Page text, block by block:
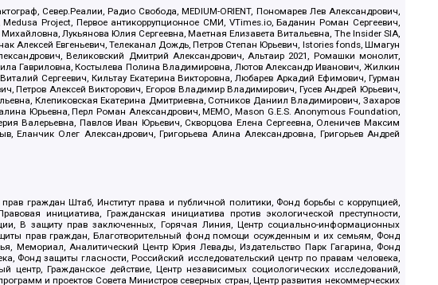
Север.Реалии, Радио Свобода, MEDIUM-ORIENT, Пономарев Лев Александрович,
Project, Первое антикоррупционное СМИ, VTimes.io, Баданин Роман Сергеевич,
Лукьянова Юлия Сергеевна, Маетная Елизавета Витальевна, The Insider SIA,
Евгеньевич, Телеканал Дождь, Петров Степан Юрьевич, Istories fonds, Шмагун
Великовский Дмитрий Александрович, Альтаир 2021, Ромашки монолит,
Гавриловна, Костылева Полина Владимировна, Лютов Александр Иванович, Жилкин
Сергеевич, Кильтау Екатерина Викторовна, Любарев Аркадий Ефимович, Гурман
Петров Алексей Викторович, Егоров Владимир Владимирович, Гусев Андрей Юрьевич,
Клепиковская Екатерина Дмитриевна, Сотников Даниил Владимирович, Захаров
Юрьевна, Перл Роман Александрович, МЕМО, Mason G.E.S. Anonymous Foundation,
Валерьевна, Павлов Иван Юрьевич, Скворцова Елена Сергеевна, Оленичев Максим
Еланчик Олег Александрович, Григорьева Алина Александровна, Григорьев Андрей
граждан Штаб, Институт права и публичной политики, Фонд борьбы с коррупцией,
инициатива, Гражданская инициатива против экологической преступности,
В защиту прав заключенных, Горячая Линия, Центр социально-информационных
прав граждан, Благотворительный фонд помощи осужденным и их семьям, Фонд
Мемориал, Аналитический Центр Юрия Левады, Издательство Парк Гагарина, Фонд
Фонд защиты гласности, Российский исследовательский центр по правам человека,
Гражданское действие, Центр независимых социологических исследований,
и проектов Совета Министров северных стран, Центр развития некоммерческих